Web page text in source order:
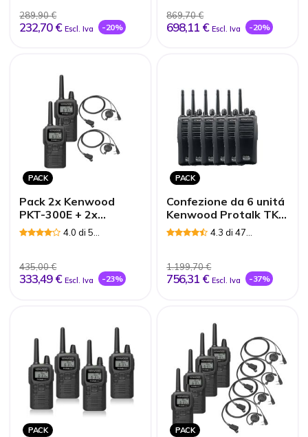
289,90 €
232,70 € Escl. Iva -20%
869,70 €
698,11 € Escl. Iva -20%
PACK
Pack 2x Kenwood
PKT-300E + 2x
auricolari con gancio
4.0 di 5
435,00 €
333,49 € Escl. Iva -23%
PACK
Confezione da 6 unitá
Kenwood Protalk TK-
3501
4.3 di 47
1.199,70 €
756,31 € Escl. Iva -37%
PACK PACK